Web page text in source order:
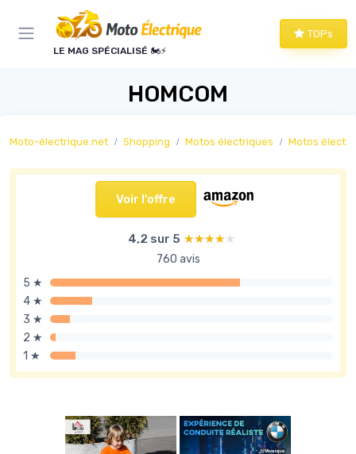
LE MAG SPÉCIALISÉ 🏍️⚡
TOPs
HOMCOM
Moto-électrique.net Shopping Motos électriques Motos
Voir l'offre
4,2 sur 5 ★★★★★
★★★★★
760 avis
5 ★
4 ★
3 ★
2 ★
1 ★
Panneau de gestion des cookies